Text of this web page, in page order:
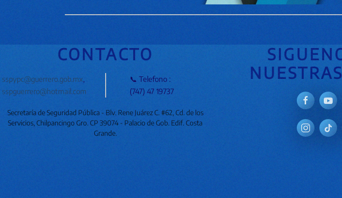
CONTACTO
sspypc@guerrero.gob.mx,
sspguerrero@hotmail.com
📞 Telefono :
(747) 47 19737
Secretaría de Seguridad Pública - Blv. Rene Juárez C. #62, Cd. de los
Servicios, Chilpancingo Gro. CP 39074 - Palacio de Gob. Edif. Costa
Grande.